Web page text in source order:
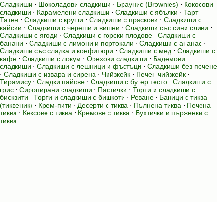
Сладкиши ⋅ Шоколадови сладкиши ⋅ Браунис (Brownies) ⋅ Кокосови
сладкиши ⋅ Карамелени сладкиши ⋅ Сладкиши с ябълки ⋅ Тарт
Татен ⋅ Сладкиши с круши ⋅ Сладкиши с праскови ⋅ Сладкиши с
кайсии ⋅ Сладкиши с череши и вишни ⋅ Сладкиши със сини сливи ⋅
Сладкиши с ягоди ⋅ Сладкиши с горски плодове ⋅ Сладкиши с
банани ⋅ Сладкиши с лимони и портокали ⋅ Сладкиши с ананас ⋅
Сладкиши със сладка и конфитюри ⋅ Сладкиши с мед ⋅ Сладкиши с
кафе ⋅ Сладкиши с локум ⋅ Орехови сладкиши ⋅ Бадемови
сладкиши ⋅ Сладкиши с лешници и фъстъци ⋅ Сладкиши без печене
⋅ Сладкиши с извара и сирена ⋅ Чийзкейк ⋅ Печен чийзкейк ⋅
Тирамису ⋅ Сладки пайове ⋅ Сладкиши с бутер тесто ⋅ Сладкиши с
грис ⋅ Сиропирани сладкиши ⋅ Пастички ⋅ Торти и сладкиши с
бисквити ⋅ Торти и сладкиши с бишкоти ⋅ Реване ⋅ Баници с тиква
(тиквеник) ⋅ Крем-пити ⋅ Десерти с тиква ⋅ Пълнена тиква ⋅ Печена
тиква ⋅ Кексове с тиква ⋅ Кремове с тиква ⋅ Бухтички и пърженки с
тиква